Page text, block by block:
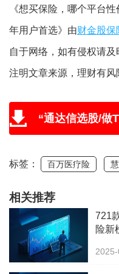
《想买保险，哪个平台
年用户首选》由财金股保
自于网络，如有侵权请
注明文章来源，理财有风
“通达信选股/做
标签： 百万医疗险
相关推荐
721
险新